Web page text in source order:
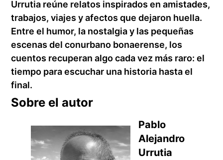
Urrutia reúne relatos inspirados en amistades,
trabajos, viajes y afectos que dejaron huella.
Entre el humor, la nostalgia y las pequeñas
escenas del conurbano bonaerense, los
cuentos recuperan algo cada vez más raro: el
tiempo para escuchar una historia hasta el
final.
Sobre el autor
Pablo
Alejandro
Urrutia